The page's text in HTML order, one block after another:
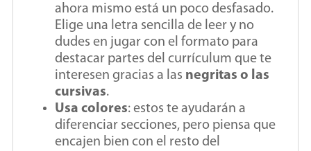
ahora mismo está un poco desfasado.
Elige una letra sencilla de leer y no
dudes en jugar con el formato para
destacar partes del currículum que te
interesen gracias a las negritas o las
cursivas.
Usa colores: estos te ayudarán a
diferenciar secciones, pero piensa que
encajen bien con el resto del